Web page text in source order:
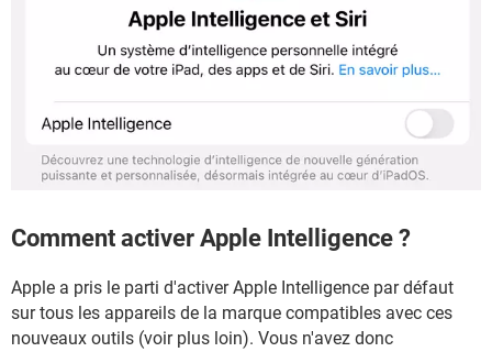
Comment activer Apple Intelligence ?
Apple a pris le parti d'activer Apple Intelligence par défaut
sur tous les appareils de la marque compatibles avec ces
nouveaux outils (voir plus loin). Vous n'avez donc